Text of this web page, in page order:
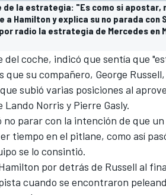
de la estrategia: "Es como si apostar,
a Hamilton y explica su no parada con
radio la estrategia de Mercedes en
coche, indicó que sentía que
que su compañero, George Russell
subió varias posiciones al
Lando Norris y Pierre Gasly.
no parar con la intención de que
tiempo en el pitlane, como así
se lo consintió.
por detrás de Russell al
cuando se encontraron